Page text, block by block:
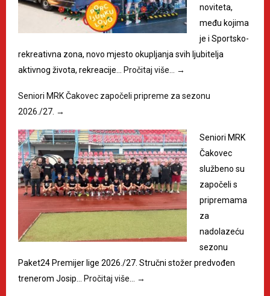
noviteta,
među kojima
je i Sportsko-
rekreativna zona, novo mjesto okupljanja svih ljubitelja
aktivnog života, rekreacije… Pročitaj više… →
Seniori MRK Čakovec započeli pripreme za sezonu
2026./27. →
Seniori MRK
Čakovec
službeno su
započeli s
pripremama
za
nadolazeću
sezonu
Paket24 Premijer lige 2026./27. Stručni stožer predvođen
trenerom Josip… Pročitaj više… →